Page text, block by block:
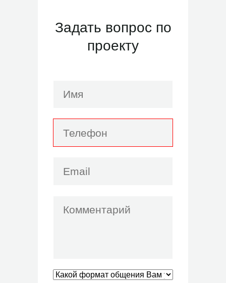
Задать вопрос по
проекту